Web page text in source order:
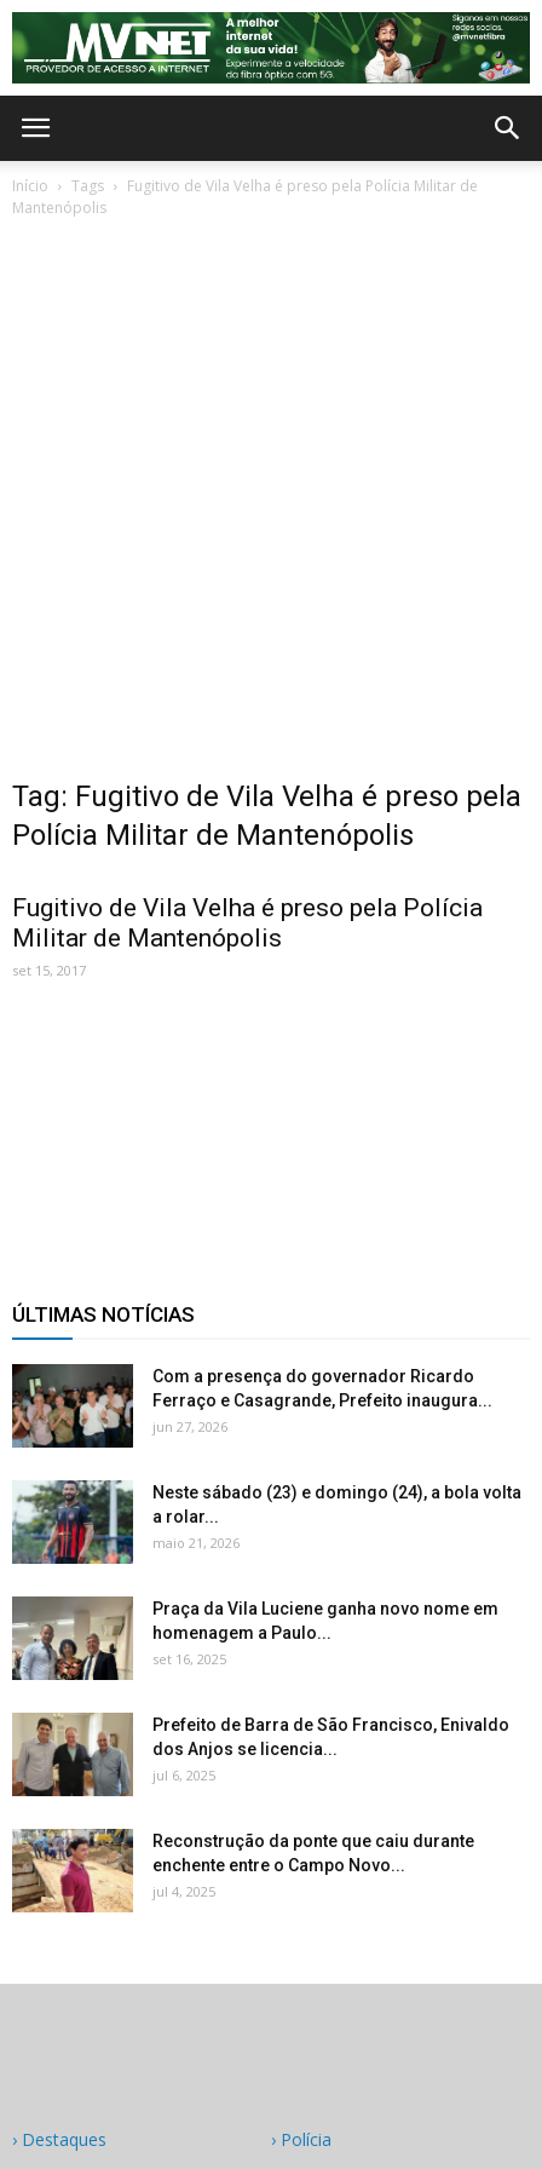
Início Tags
Fugitivo de Vila Velha é preso pela Polícia Militar de
Mantenópolis
Tag: Fugitivo de Vila Velha é preso pela
Polícia Militar de Mantenópolis
Fugitivo de Vila Velha é preso pela Polícia
Militar de Mantenópolis
set 15, 2017
ÚLTIMAS NOTÍCIAS
Com a presença do governador Ricardo
Ferraço e Casagrande, Prefeito inaugura...
jun 27, 2026
Neste sábado (23) e domingo (24), a bola volta
a rolar...
maio 21, 2026
Praça da Vila Luciene ganha novo nome em
homenagem a Paulo...
set 16, 2025
Prefeito de Barra de São Francisco, Enivaldo
dos Anjos se licencia...
jul 6, 2025
Reconstrução da ponte que caiu durante
enchente entre o Campo Novo...
jul 4, 2025
› Destaques
› Polícia